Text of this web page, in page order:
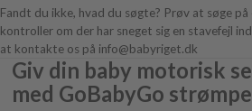
Fandt du ikke, hvad du søgte? Prøv at søge
kontroller om der har sneget sig en stavefejl
at kontakte os på info@babyriget.dk
Giv din baby motorisk
med GoBabyGo